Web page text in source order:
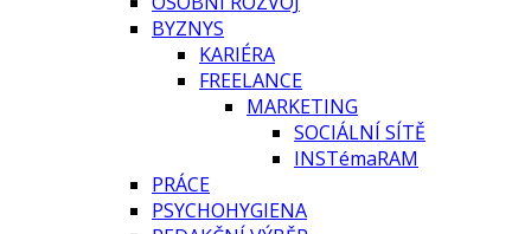
BYZNYS
KARIÉRA
FREELANCE
MARKETING
SOCIÁLNÍ SÍTĚ
INSTémaRAM
PRÁCE
PSYCHOHYGIENA